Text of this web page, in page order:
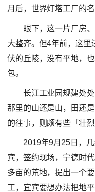
月后，世界灯塔工厂的
眼下，这一片厂房
大整齐。但4年前，这里
伏的丘陵，没有平地，
包。
长江工业园规建处
那里的山还是山，田还
的往事，则颇有些「壮烈
2019年9月25日，
宾，签约现场，宁德时
多亩的荒地，提出一个
工，宜宾要想办法把地平